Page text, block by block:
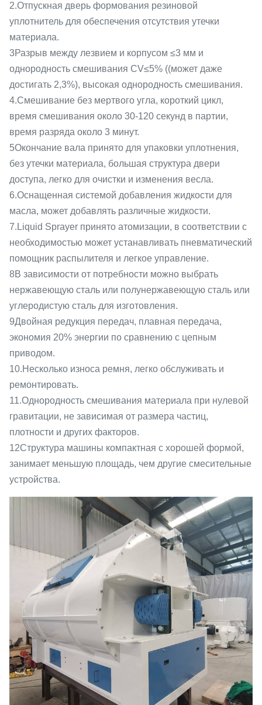
2.Отпускная дверь формования резиновой
уплотнитель для обеспечения отсутствия утечки
материала.
3Разрыв между лезвием и корпусом ≤3 мм и
однородность смешивания CV≤5% ((может даже
достигать 2,3%), высокая однородность смешивания.
4.Смешивание без мертвого угла, короткий цикл,
время смешивания около 30-120 секунд в партии,
время разряда около 3 минут.
5Окончание вала принято для упаковки уплотнения,
без утечки материала, большая структура двери
доступа, легко для очистки и изменения весла.
6.Оснащенная системой добавления жидкости для
масла, может добавлять различные жидкости.
7.Liquid Sprayer принято атомизации, в соответствии с
необходимостью может устанавливать пневматический
помощник распылителя и легкое управление.
8В зависимости от потребности можно выбрать
нержавеющую сталь или полунержавеющую сталь или
углеродистую сталь для изготовления.
9Двойная редукция передач, плавная передача,
экономия 20% энергии по сравнению с цепным
приводом.
10.Несколько износа ремня, легко обслуживать и
ремонтировать.
11.Однородность смешивания материала при нулевой
гравитации, не зависимая от размера частиц,
плотности и других факторов.
12Структура машины компактная с хорошей формой,
занимает меньшую площадь, чем другие смесительные
устройства.